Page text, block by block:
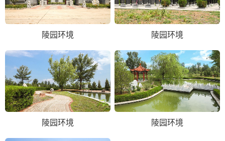
陵园环境 陵园环境
陵园环境 陵园环境